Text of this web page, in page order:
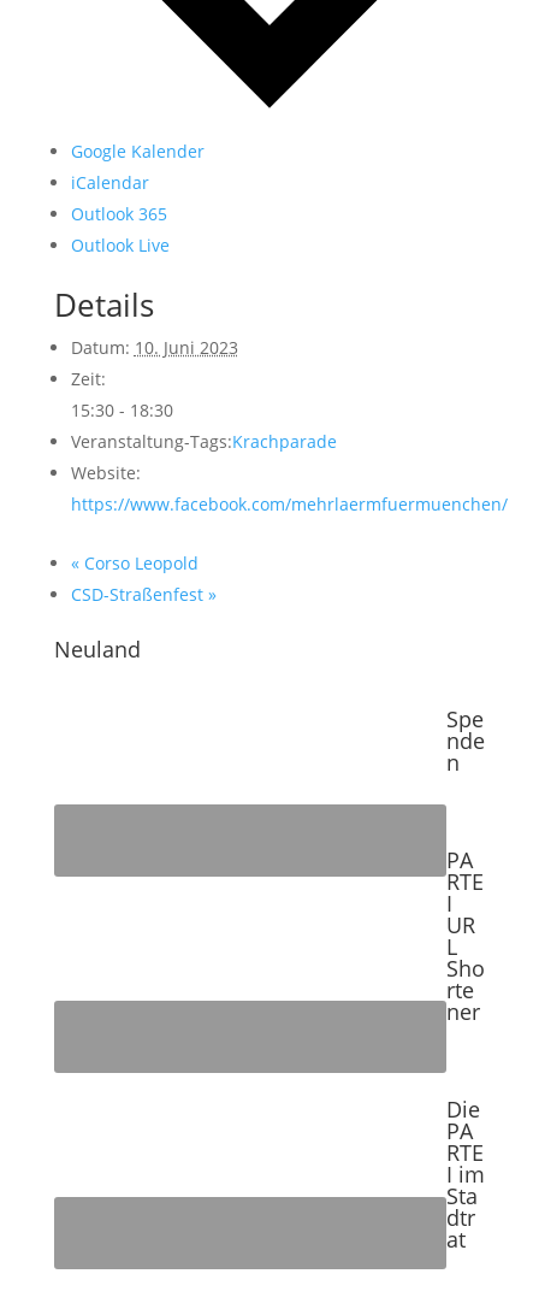
Google Kalender
iCalendar
Outlook 365
Outlook Live
Details
Datum: 10. Juni 2023
Zeit:
15:30 - 18:30
Veranstaltung-Tags:Krachparade
Website:
https://www.facebook.com/mehrlaermfuermuenchen/
«Corso Leopold
CSD-Straßenfest »
Neuland
Spe
nde
n
PA
RTE
I
UR
L
Sho
rte
ner
Die
PA
RTE
I im
Sta
dtr
at